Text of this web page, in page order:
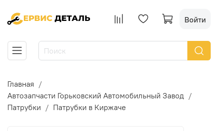
Войти
Главная
Автозапчасти Горьковский Автомобильный Завод
Патрубки
Патрубки в Киржаче